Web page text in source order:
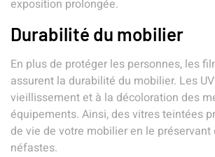
exposition prolongée.
Durabilité du mobilier
En plus de protéger les personnes, les
assurent la durabilité du mobilier. Les
vieillissement et à la décoloration des
équipements. Ainsi, des vitres teintées
de vie de votre mobilier en le
néfastes.